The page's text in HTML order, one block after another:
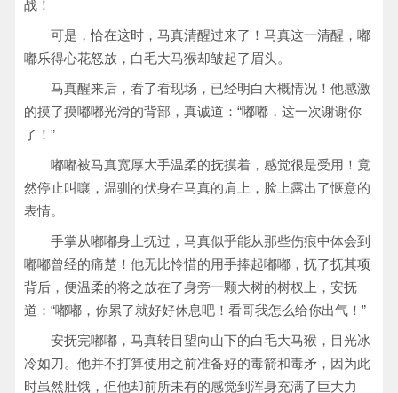
战！
可是，恰在这时，马真清醒过来了！马真这一清醒，嘟
嘟乐得心花怒放，白毛大马猴却皱起了眉头。
马真醒来后，看了看现场，已经明白大概情况！他感激
的摸了摸嘟嘟光滑的背部，真诚道：“嘟嘟，这一次谢谢你
了！”
嘟嘟被马真宽厚大手温柔的抚摸着，感觉很是受用！竟
然停止叫嚷，温驯的伏身在马真的肩上，脸上露出了惬意的
表情。
手掌从嘟嘟身上抚过，马真似乎能从那些伤痕中体会到
嘟嘟曾经的痛楚！他无比怜惜的用手捧起嘟嘟，抚了抚其项
背后，便温柔的将之放在了身旁一颗大树的树杈上，安抚
道：“嘟嘟，你累了就好好休息吧！看哥我怎么给你出气！”
安抚完嘟嘟，马真转目望向山下的白毛大马猴，目光冰
冷如刀。他并不打算使用之前准备好的毒箭和毒矛，因为此
时虽然肚饿，但他却前所未有的感觉到浑身充满了巨大力